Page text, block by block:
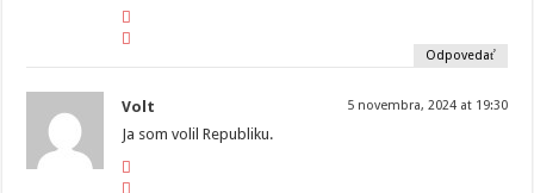
Odpovedať
Volt 5 novembra, 2024 at 19:30
Ja som volil Republiku.